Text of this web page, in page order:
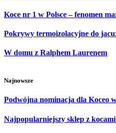
Koce nr 1 w Polsce – fenomen
Pokrywy termoizolacyjne do
W domu z Ralphem Laurenem
Najnowsze
Podwójna nominacja dla Koceo
Najpopularniejszy sklep z